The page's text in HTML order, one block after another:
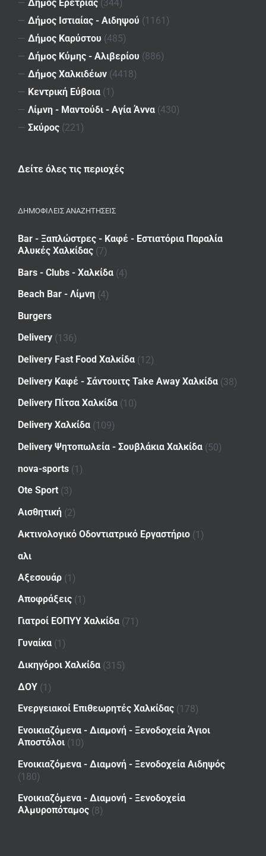
— Δήμος Ερέτριας (344)
— Δήμος Ιστιαίας - Αιδηψού (1161)
— Δήμος Καρύστου (485)
— Δήμος Κύμης - Αλιβερίου (886)
— Δήμος Χαλκιδέων (4418)
— Κεντρική Εύβοια (1)
— Λίμνη - Μαντούδι - Αγία Άννα (430)
— Σκύρος (221)
Δείτε όλες τις περιοχές
ΔΗΜΟΦΙΛΕΙΣ ΑΝΑΖΗΤΗΣΕΙΣ
Bar - Ξαπλώστρες - Καφέ - Εστιατόρια Παραλία
Αλυκές Χαλκίδας (7)
Bars - Clubs - Χαλκίδα (4)
Beach Bar - Λίμνη (4)
Burgers
Delivery (136)
Delivery Fast Food Χαλκίδα (12)
Delivery Καφέ - Σάντουιτς Take Away Χαλκίδα (38)
Delivery Πίτσα Χαλκίδα (10)
Delivery Χαλκίδα (109)
Delivery Ψητοπωλεία - Σουβλάκια Χαλκίδα (50)
nova-sports (1)
Ote Sport (3)
Αισθητική (2)
Ακτινολογικό Οδοντιατρικό Εργαστήριο (1)
αλι
Αξεσουάρ (1)
Αποφράξεις (1)
Γιατροί ΕΟΠΥΥ Χαλκίδα (71)
Γυναίκα (1)
Δικηγόροι Χαλκίδα (315)
ΔΟΥ (1)
Ενεργειακοί Επιθεωρητές Χαλκίδας (178)
Ενοικιαζόμενα - Διαμονή - Ξενοδοχεία Άγιοι
Αποστόλοι (10)
Ενοικιαζόμενα - Διαμονή - Ξενοδοχεία Αιδηψός
(180)
Ενοικιαζόμενα - Διαμονή - Ξενοδοχεία
Αλμυροπόταμος (8)